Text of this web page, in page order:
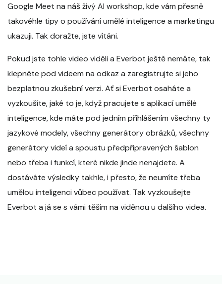
Google Meet na náš živý AI workshop, kde vám přesně
takovéhle tipy o používání umělé inteligence a marketingu
ukazuji. Tak doražte, jste vítáni.
Pokud jste tohle video viděli a Everbot ještě nemáte, tak
klepněte pod videem na odkaz a zaregistrujte si jeho
bezplatnou zkušební verzi. Ať si Everbot osaháte a
vyzkoušíte, jaké to je, když pracujete s aplikací umělé
inteligence, kde máte pod jedním přihlášením všechny ty
jazykové modely, všechny generátory obrázků, všechny
generátory videí a spoustu předpřipravených šablon
nebo třeba i funkcí, které nikde jinde nenajdete. A
dostáváte výsledky takhle, i přesto, že neumíte třeba
umělou inteligenci vůbec používat. Tak vyzkoušejte
Everbot a já se s vámi těším na viděnou u dalšího videa.